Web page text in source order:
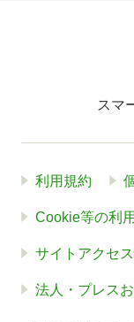
スマ
利用規約
Cookie等の利
サイトアクセ
法人・プレス